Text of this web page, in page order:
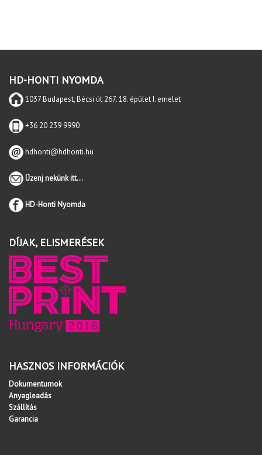
HD-HONTI NYOMDA
1037 Budapest, Bécsi út 267. 18. épület I. emelet
+36 20 239 9990
hdhonti@hdhonti.hu
Üzenj nekünk itt...
HD-Honti Nyomda
DÍJAK, ELISMERÉSEK
HASZNOS INFORMÁCIÓK
Dokumentumok
Anyagleadás
Szállítás
Garancia